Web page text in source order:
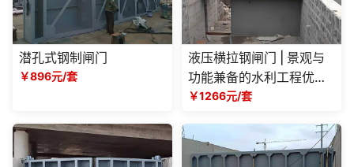
潜孔式钢制闸门
￥896元/套
液压横拉钢闸门 | 景观与
功能兼备的水利工程优选
方案
￥1266元/套